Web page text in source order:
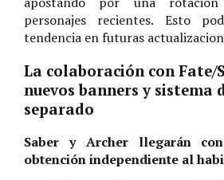
personajes recientes. Esto
tendencia en futuras
La colaboración con Fate/
nuevos banners y sistema
separado
Saber y Archer llegarán
obtención independiente al